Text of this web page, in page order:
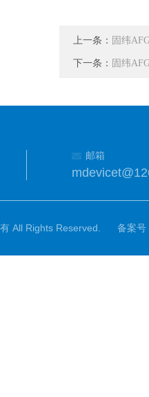
上一条： 固纬
下一条： 固纬
邮箱
All Rights Reserved. 备案号